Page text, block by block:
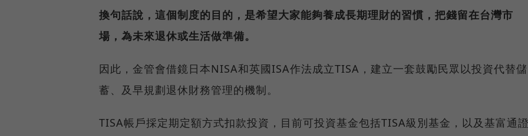
換句話說，這個制度的目的，是希望大家能夠養成長期理財的習慣，把錢留在台灣市
場，為未來退休或生活做準備。
因此，金管會借鏡日本NISA和英國ISA作法成立TISA，建立一套鼓勵民眾以投資代替儲
蓄、及早規劃退休財務管理的機制。
TISA帳戶採定期定額方式扣款投資，目前可投資基金包括TISA級別基金，以及基富通